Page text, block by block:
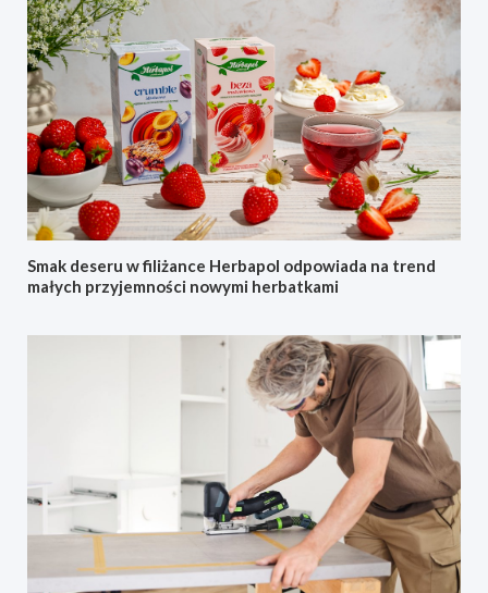
Smak deseru w filiżance Herbapol odpowiada na trend
małych przyjemności nowymi herbatkami